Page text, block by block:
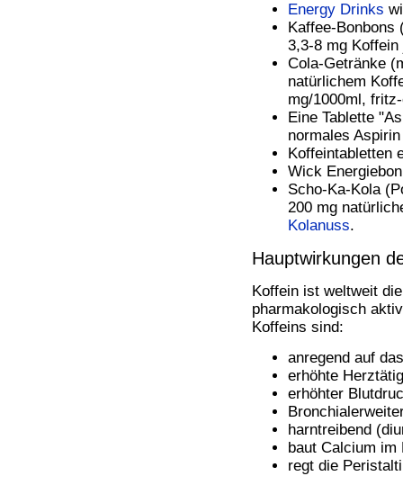
Energy Drinks
Kaffee-Bonbons
3,3-8 mg Koffein
Cola-Getränke
natürlichem
mg/1000ml,
Eine Tablette
normales
Koffeintabletten
Wick
Scho-Ka-Kola
200 mg
Kolanuss.
Hauptwirkungen
Koffein ist weltweit
pharmakologisch
Koffeins sind:
anregend auf
erhöhte
erhöhter
harntreibend
baut Calcium im
regt die